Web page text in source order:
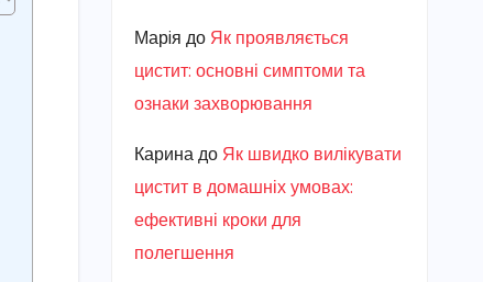
Марiя до Як проявляється
цистит: основні симптоми та
ознаки захворювання
Каринадо Як швидко вилікувати
цистит в домашніх умовах:
ефективні кроки для
полегшення